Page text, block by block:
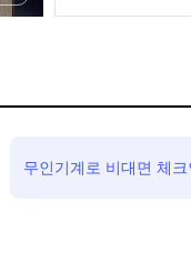
무인기계로 비대면 체